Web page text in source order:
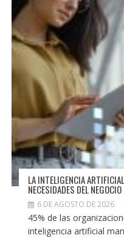
LA INTELIGENCIA
NECESIDADES DEL NEGOCIO
6 DE AGOSTO DE 2026
45% de las
inteligencia artificial